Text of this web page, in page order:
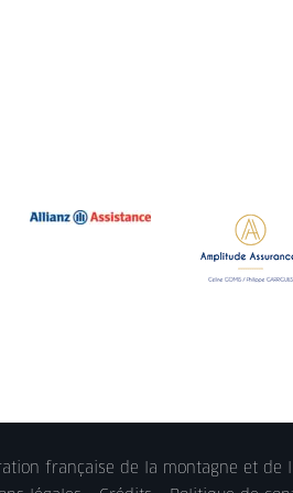
française de la montagne et de